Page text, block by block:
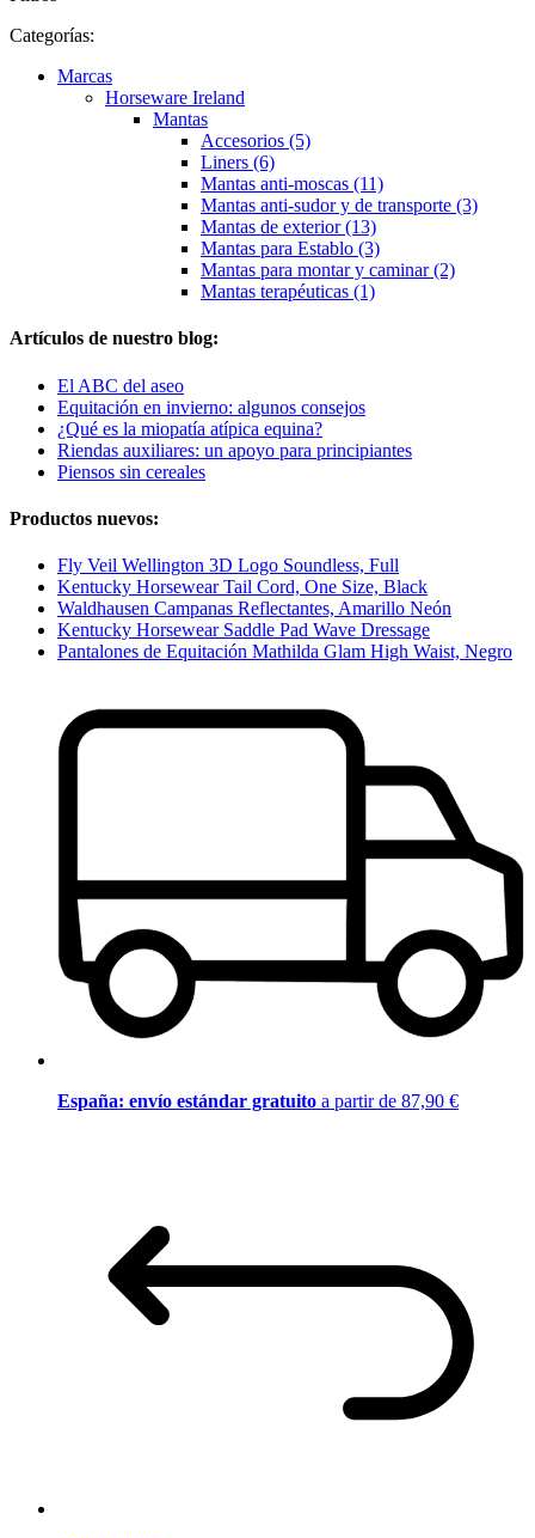
Categorías:
Marcas
Horseware Ireland
Mantas
Accesorios (5)
Liners (6)
Mantas anti-moscas (11)
Mantas anti-sudor y de transporte (3)
Mantas de exterior (13)
Mantas para Establo (3)
Mantas para montar y caminar (2)
Mantas terapéuticas (1)
Artículos de nuestro blog:
El ABC del aseo
Equitación en invierno: algunos consejos
¿Qué es la miopatía atípica equina?
Riendas auxiliares: un apoyo para principiantes
Piensos sin cereales
Productos nuevos:
Fly Veil Wellington 3D Logo Soundless, Full
Kentucky Horsewear Tail Cord, One Size, Black
Waldhausen Campanas Reflectantes, Amarillo Neón
Kentucky Horsewear Saddle Pad Wave Dressage
Pantalones de Equitación Mathilda Glam High Waist, Negro
España: envío estándar gratuito a partir de 87,90 €